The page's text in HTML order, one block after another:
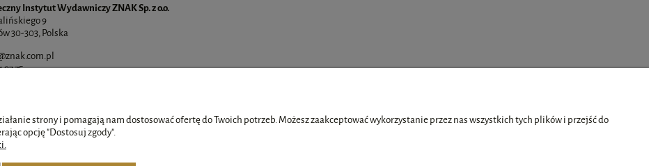
Instytut Wydawniczy ZNAK Sp. z o.o.
9
30-303, Polska
97 75
strony i pomagają nam dostosować ofertę do Twoich potrzeb. Możesz zaakceptować wykorzystanie przez nas wszystkich tych plików i przejść do
opcję "Dostosuj zgody".